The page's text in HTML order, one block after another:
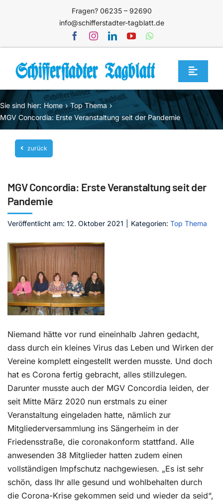
Fragen? 06235 – 92690
info@schifferstadter-tagblatt.de
Toggle
Home
Themen
Blog
Unternehmen
Mediathek
Jetzt abonnieren
Sie sind hier: Home
Top Thema
MGV Concordia: Erste Veranstaltung seit der Pandemie
zurück
MGV Concordia: Erste Veranstaltung seit der
Pandemie
Veröffentlicht am: 12. Oktober 2021 Kategorien: Top Thema
Niemand hätte vor rund eineinhalb Jahren gedacht,
dass durch ein kleines Virus das Leben und Wirken der
Vereine komplett eingestellt werden musste. Und doch
hat es Corona fertig gebracht, alles stillzulegen.
Darunter musste auch der MGV Concordia leiden, der
seit Mitte März 2020 nun erstmals zu einer
Veranstaltung eingeladen hatte, nämlich zur
Mitgliederversammlung ins Sängerheim in der
Friedensstraße, die coronakonform stattfand. Alle
anwesenden 38 Mitglieder hatten zudem einen
vollständigen Impfschutz nachgewiesen. „Es ist sehr
schön, dass Ihr alle gesund und wohlbehalten durch
die Corona-Krise gekommen seid und wieder da seid“,